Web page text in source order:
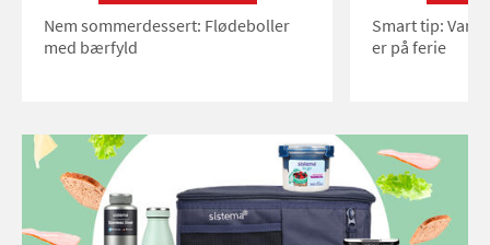
Nem sommerdessert: Flødeboller
med bærfyld
Smart tip:
er på ferie